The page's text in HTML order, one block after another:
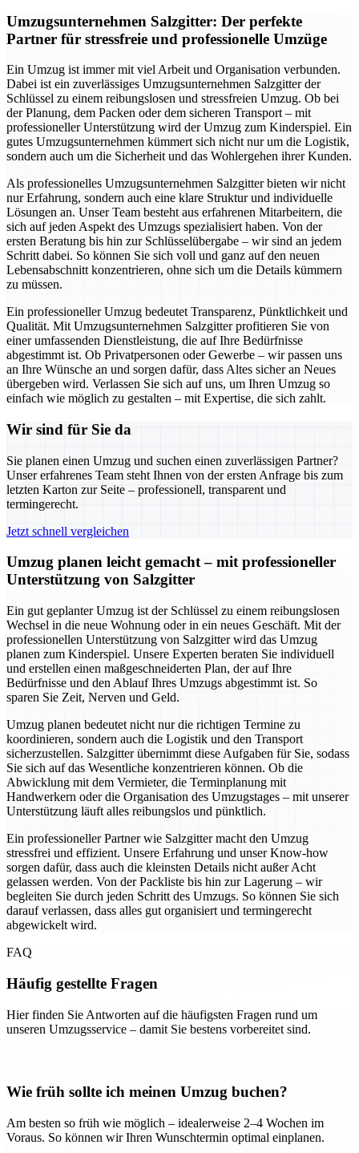
Umzugsunternehmen Salzgitter: Der perfekte
Partner für stressfreie und professionelle Umzüge
Ein Umzug ist immer mit viel Arbeit und Organisation verbunden.
Dabei ist ein zuverlässiges Umzugsunternehmen Salzgitter der
Schlüssel zu einem reibungslosen und stressfreien Umzug. Ob bei
der Planung, dem Packen oder dem sicheren Transport – mit
professioneller Unterstützung wird der Umzug zum Kinderspiel. Ein
gutes Umzugsunternehmen kümmert sich nicht nur um die Logistik,
sondern auch um die Sicherheit und das Wohlergehen ihrer Kunden.
Als professionelles Umzugsunternehmen Salzgitter bieten wir nicht
nur Erfahrung, sondern auch eine klare Struktur und individuelle
Lösungen an. Unser Team besteht aus erfahrenen Mitarbeitern, die
sich auf jeden Aspekt des Umzugs spezialisiert haben. Von der
ersten Beratung bis hin zur Schlüsselübergabe – wir sind an jedem
Schritt dabei. So können Sie sich voll und ganz auf den neuen
Lebensabschnitt konzentrieren, ohne sich um die Details kümmern
zu müssen.
Ein professioneller Umzug bedeutet Transparenz, Pünktlichkeit und
Qualität. Mit Umzugsunternehmen Salzgitter profitieren Sie von
einer umfassenden Dienstleistung, die auf Ihre Bedürfnisse
abgestimmt ist. Ob Privatpersonen oder Gewerbe – wir passen uns
an Ihre Wünsche an und sorgen dafür, dass Altes sicher an Neues
übergeben wird. Verlassen Sie sich auf uns, um Ihren Umzug so
einfach wie möglich zu gestalten – mit Expertise, die sich zahlt.
Wir sind für Sie da
Sie planen einen Umzug und suchen einen zuverlässigen Partner?
Unser erfahrenes Team steht Ihnen von der ersten Anfrage bis zum
letzten Karton zur Seite – professionell, transparent und
termingerecht.
Jetzt schnell vergleichen
Umzug planen leicht gemacht – mit professioneller
Unterstützung von Salzgitter
Ein gut geplanter Umzug ist der Schlüssel zu einem reibungslosen
Wechsel in die neue Wohnung oder in ein neues Geschäft. Mit der
professionellen Unterstützung von Salzgitter wird das Umzug
planen zum Kinderspiel. Unsere Experten beraten Sie individuell
und erstellen einen maßgeschneiderten Plan, der auf Ihre
Bedürfnisse und den Ablauf Ihres Umzugs abgestimmt ist. So
sparen Sie Zeit, Nerven und Geld.
Umzug planen bedeutet nicht nur die richtigen Termine zu
koordinieren, sondern auch die Logistik und den Transport
sicherzustellen. Salzgitter übernimmt diese Aufgaben für Sie, sodass
Sie sich auf das Wesentliche konzentrieren können. Ob die
Abwicklung mit dem Vermieter, die Terminplanung mit
Handwerkern oder die Organisation des Umzugstages – mit unserer
Unterstützung läuft alles reibungslos und pünktlich.
Ein professioneller Partner wie Salzgitter macht den Umzug
stressfrei und effizient. Unsere Erfahrung und unser Know-how
sorgen dafür, dass auch die kleinsten Details nicht außer Acht
gelassen werden. Von der Packliste bis hin zur Lagerung – wir
begleiten Sie durch jeden Schritt des Umzugs. So können Sie sich
darauf verlassen, dass alles gut organisiert und termingerecht
abgewickelt wird.
FAQ
Häufig gestellte Fragen
Hier finden Sie Antworten auf die häufigsten Fragen rund um
unseren Umzugsservice – damit Sie bestens vorbereitet sind.
Wie früh sollte ich meinen Umzug buchen?
Am besten so früh wie möglich – idealerweise 2–4 Wochen im
Voraus. So können wir Ihren Wunschtermin optimal einplanen.